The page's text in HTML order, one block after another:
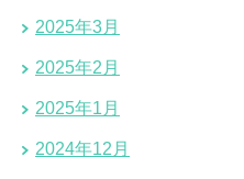
2025年3月
2025年2月
2025年1月
2024年12月